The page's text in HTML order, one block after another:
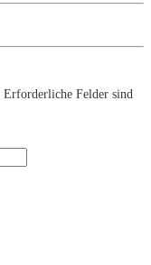
Erforderliche Felder sind